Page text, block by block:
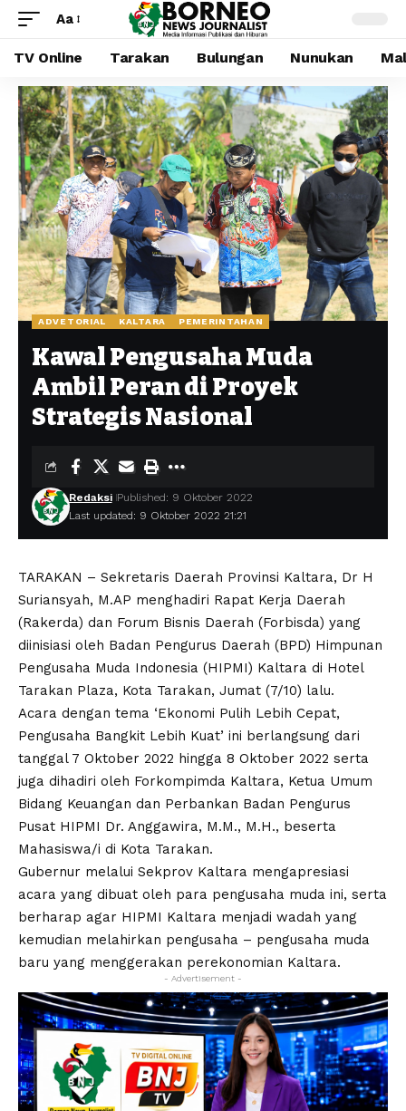
Aa
TV Online Tarakan Bulungan Nunukan
ADVETORIAL KALTARA PEMERINTAHAN
Kawal Pengusaha Muda
Ambil Peran di Proyek
Strategis Nasional
Last updated: 9 Oktober 2022 21:21
Redaksi Published: 9 Oktober 2022
TARAKAN – Sekretaris Daerah Provinsi Kaltara, Dr H
Suriansyah, M.AP menghadiri Rapat Kerja Daerah
(Rakerda) dan Forum Bisnis Daerah (Forbisda) yang
diinisiasi oleh Badan Pengurus Daerah (BPD) Himpunan
Pengusaha Muda Indonesia (HIPMI) Kaltara di Hotel
Tarakan Plaza, Kota Tarakan, Jumat (7/10) lalu.
Acara dengan tema ‘Ekonomi Pulih Lebih Cepat,
Pengusaha Bangkit Lebih Kuat’ ini berlangsung dari
tanggal 7 Oktober 2022 hingga 8 Oktober 2022 serta
juga dihadiri oleh Forkompimda Kaltara, Ketua Umum
Bidang Keuangan dan Perbankan Badan Pengurus
Pusat HIPMI Dr. Anggawira, M.M., M.H., beserta
Mahasiswa/i di Kota Tarakan.
Gubernur melalui Sekprov Kaltara mengapresiasi
acara yang dibuat oleh para pengusaha muda ini, serta
berharap agar HIPMI Kaltara menjadi wadah yang
kemudian melahirkan pengusaha – pengusaha muda
baru yang menggerakan perekonomian Kaltara.
- Advertisement -